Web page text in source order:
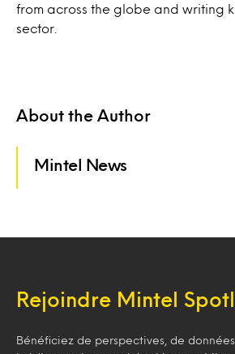
from across the globe and writing
sector.
About the Author
Mintel News
Rejoindre Mintel
Bénéficiez de perspectives, de données